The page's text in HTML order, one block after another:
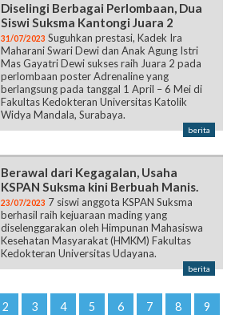
Diselingi Berbagai Perlombaan, Dua
Siswi Suksma Kantongi Juara 2
31/07/2023 Suguhkan prestasi, Kadek Ira
Maharani Swari Dewi dan Anak Agung Istri
Mas Gayatri Dewi sukses raih Juara 2 pada
perlombaan poster Adrenaline yang
berlangsung pada tanggal 1 April – 6 Mei di
Fakultas Kedokteran Universitas Katolik
Widya Mandala, Surabaya.
berita
Berawal dari Kegagalan, Usaha
KSPAN Suksma kini Berbuah Manis.
23/07/2023 7 siswi anggota KSPAN Suksma
berhasil raih kejuaraan mading yang
diselenggarakan oleh Himpunan Mahasiswa
Kesehatan Masyarakat (HMKM) Fakultas
Kedokteran Universitas Udayana.
berita
2 3 4 5 6 7 8 9